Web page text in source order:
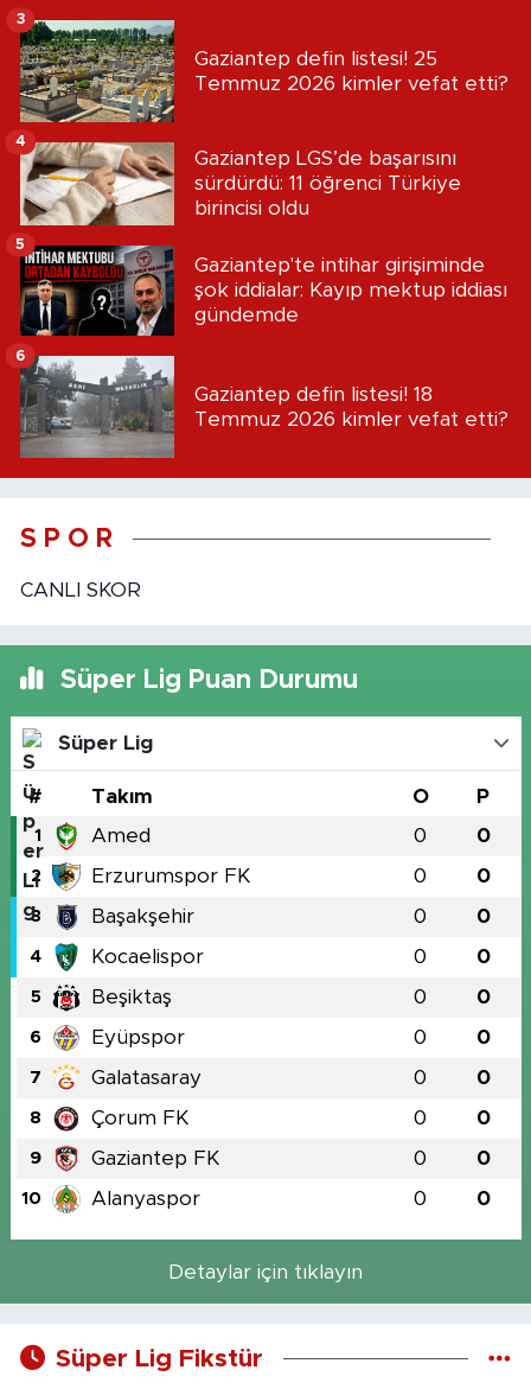
Gaziantep defin listesi! 25
Temmuz 2026 kimler vefat etti?
3
Gaziantep LGS’de başarısını
sürdürdü: 11 öğrenci Türkiye
birincisi oldu
4
Gaziantep'te intihar girişiminde
şok iddialar: Kayıp mektup iddiası
gündemde
5
Gaziantep defin listesi! 18
Temmuz 2026 kimler vefat etti?
6
S P O R
CANLI SKOR
Süper Lig Puan Durumu
Süper Lig
# Takım O P
1 Amed 0 0
2 Erzurumspor FK 0 0
3 Başakşehir 0 0
4 Kocaelispor 0 0
5 Beşiktaş 0 0
6 Eyüpspor 0 0
7 Galatasaray 0 0
8 Çorum FK 0 0
9 Gaziantep FK 0 0
10 Alanyaspor 0 0
Detaylar için tıklayın
Süper Lig Fikstür